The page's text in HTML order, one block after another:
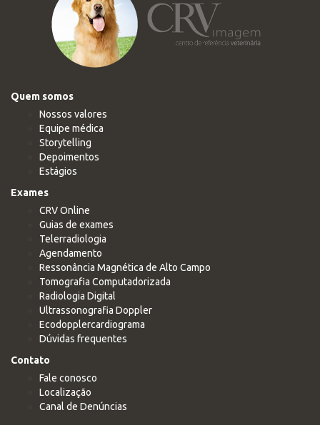
Quem somos
Nossos valores
Equipe médica
Storytelling
Depoimentos
Estágios
Exames
CRV Online
Guias de exames
Telerradiologia
Agendamento
Ressonância Magnética de Alto Campo
Tomografia Computadorizada
Radiologia Digital
Ultrassonografia Doppler
Ecodopplercardiograma
Dúvidas frequentes
Contato
Fale conosco
Localização
Canal de Denúncias